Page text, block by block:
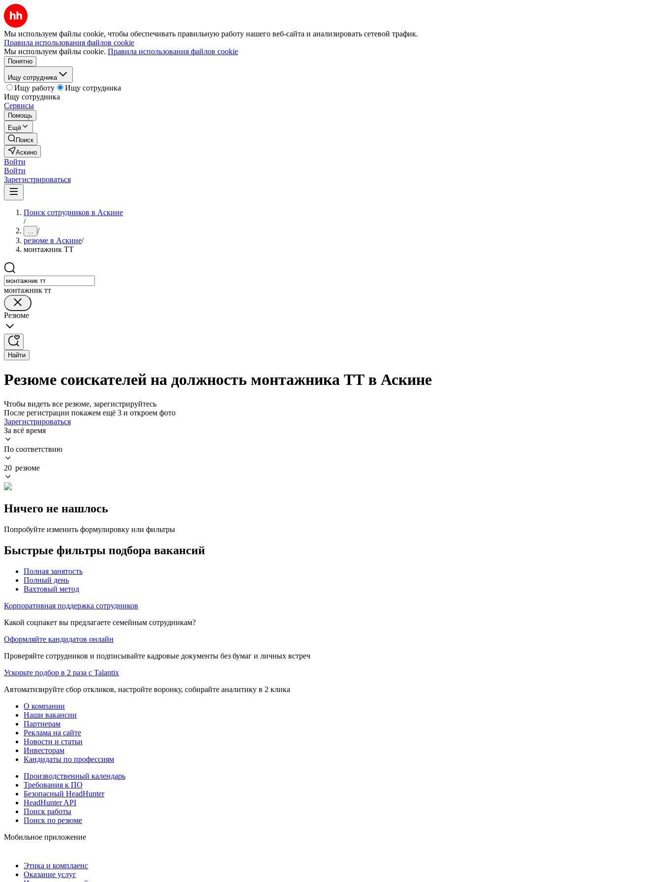
Мы используем файлы cookie, чтобы обеспечивать правильную работу нашего веб-сайта и анализировать сетевой трафик.
Правила использования файлов cookie
Мы используем файлы cookie. Правила использования файлов cookie
Понятно
Ищу сотрудника
Ищу работу
Ищу сотрудника
Ищу сотрудника
Сервисы
Помощь
Ещё
Поиск
Аскино
Войти
Войти
Зарегистрироваться
Поиск сотрудников в Аскине
/
... /
резюме в Аскине/
монтажник ТТ
монтажник тт
Резюме
Найти
Резюме соискателей на должность монтажника ТТ в Аскине
Чтобы видеть все резюме, зарегистрируйтесь
После регистрации покажем ещё 3 и откроем фото
Зарегистрироваться
За всё время
По соответствию
20 резюме
Ничего не нашлось
Попробуйте изменить формулировку или фильтры
Быстрые фильтры подбора вакансий
Полная занятость
Полный день
Вахтовый метод
Корпоративная поддержка сотрудников
Какой соцпакет вы предлагаете семейным сотрудникам?
Оформляйте кандидатов онлайн
Проверяйте сотрудников и подписывайте кадровые документы без бумаг и личных встреч
Ускорьте подбор в 2 раза с Talantix
Автоматизируйте сбор откликов, настройте воронку, собирайте аналитику в 2 клика
О компании
Наши вакансии
Партнерам
Реклама на сайте
Новости и статьи
Инвесторам
Кандидаты по профессиям
Производственный календарь
Требования к ПО
Безопасный HeadHunter
HeadHunter API
Поиск работы
Поиск по резюме
Мобильное приложение
Этика и комплаенс
Оказание услуг